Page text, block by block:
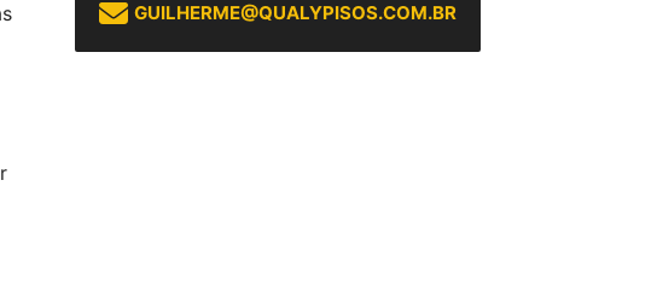
GUILHERME@QUALYPISOS.COM.BR